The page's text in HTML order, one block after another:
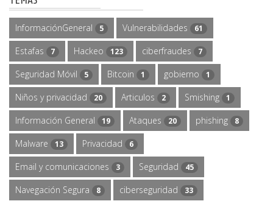
InformaciónGeneral 5 Vulnerabilidades 61
Estafas 7 Hackeo 123 ciberfraudes 7
Seguridad Móvil 5 Bitcoin 1 gobierno 1
Niños y privacidad 20 Articulos 2 Smishing 1
Información General 19 Ataques 20 phishing 8
Malware 13 Privacidad 6
Email y comunicaciones 3 Seguridad 45
Navegación Segura 8 ciberseguridad 33